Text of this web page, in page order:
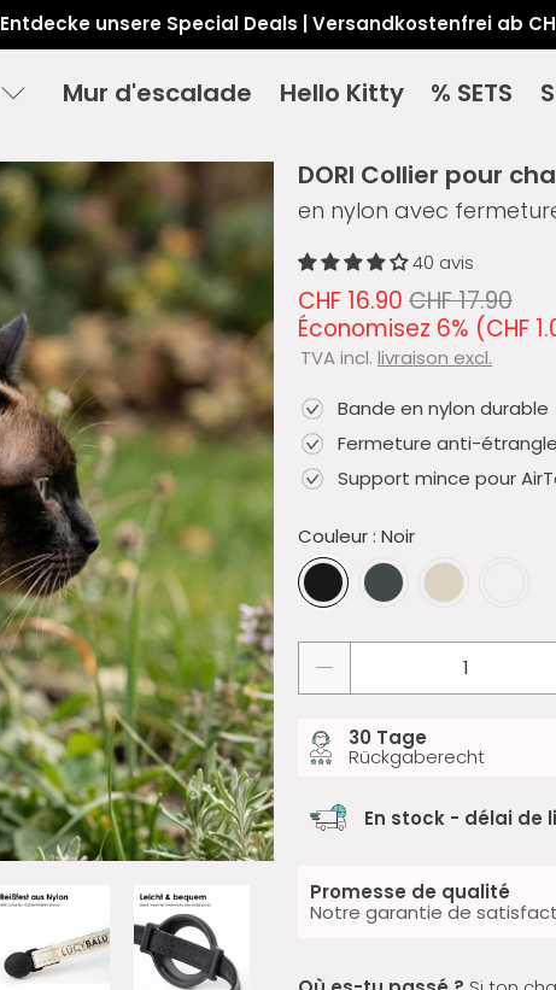
Entdecke unsere Special Deals | Versandkostenfrei ab
Mur d'escalade Hello Kitty % SETS
DORI Collier pour
en nylon avec
40 avis
CHF 16.90 CHF 17.90
Économisez 6% (CHF
TVA incl. livraison excl.
Bande en nylon durable
Fermeture anti-
Support mince pour
Couleur : Noir
30 Tage
Rückgaberecht
En stock - délai de
Promesse de qualité
Notre garantie de